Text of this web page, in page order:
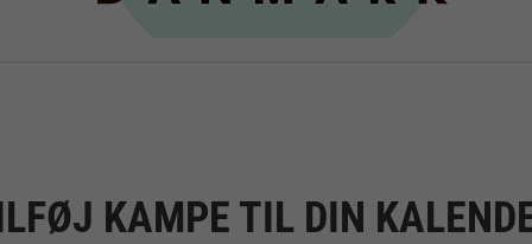
KAMPE TIL DIN